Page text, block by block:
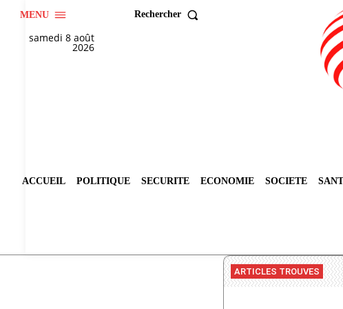
MENU Rechercher
samedi 8 août
2026
ACCUEIL POLITIQUE SECURITE ECONOMIE SOCIETE
ARTICLES TROUVES